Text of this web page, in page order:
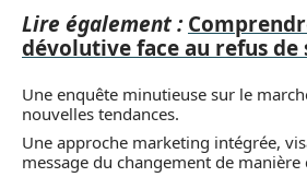
Lire également :
dévolutive face au refus de
Une enquête minutieuse sur le
nouvelles tendances.
Une approche marketing intégrée,
message du changement de manière